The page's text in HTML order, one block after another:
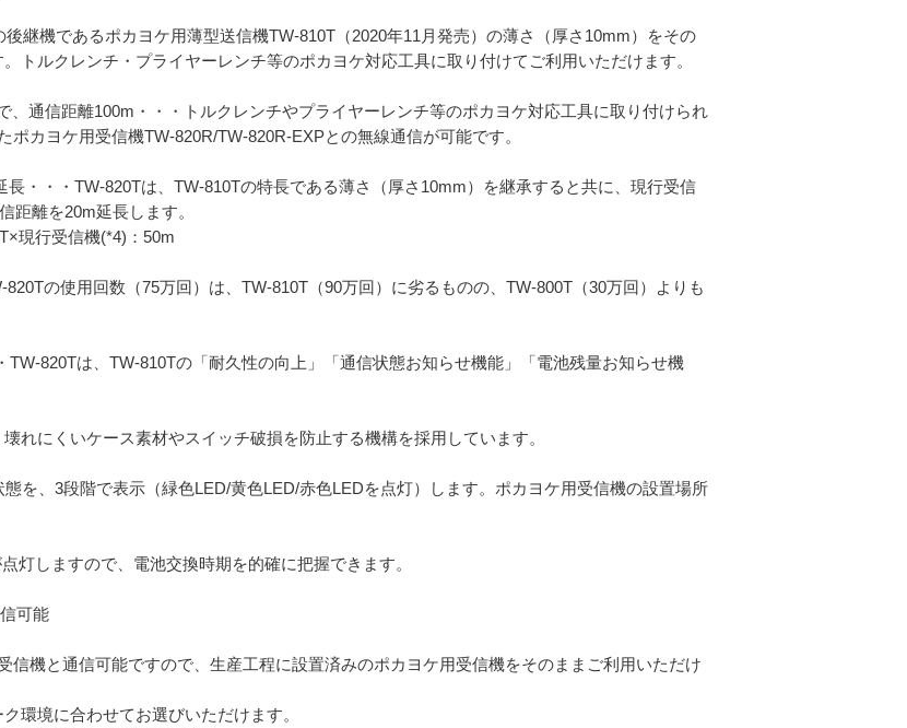
継機であるポカヨケ用薄型送信機TW-810T（2020年11月発売）の薄さ（厚さ10mm）をその
トルクレンチ・プライヤーレンチ等のポカヨケ対応工具に取り付けてご利用いただけます。
、通信距離100m・・・トルクレンチやプライヤーレンチ等のポカヨケ対応工具に取り付けられ
カヨケ用受信機TW-820R/TW-820R-EXPとの無線通信が可能です。
長・・・TW-820Tは、TW-810Tの特長である薄さ（厚さ10mm）を継承すると共に、現行受信
距離を20m延長します。
現行受信機(*4)：50m
の使用回数（75万回）は、TW-810T（90万回）に劣るものの、TW-800T（30万回）よりも
TW-820Tは、TW-810Tの「耐久性の向上」「通信状態お知らせ機能」「電池残量お知らせ機
れにくいケース素材やスイッチ破損を防止する機構を採用しています。
を、3段階で表示（緑色LED/黄色LED/赤色LEDを点灯）します。ポカヨケ用受信機の設置場所
灯しますので、電池交換時期を的確に把握できます。
可能
信機と通信可能ですので、生産工程に設置済みのポカヨケ用受信機をそのままご利用いただけ
環境に合わせてお選びいただけます。